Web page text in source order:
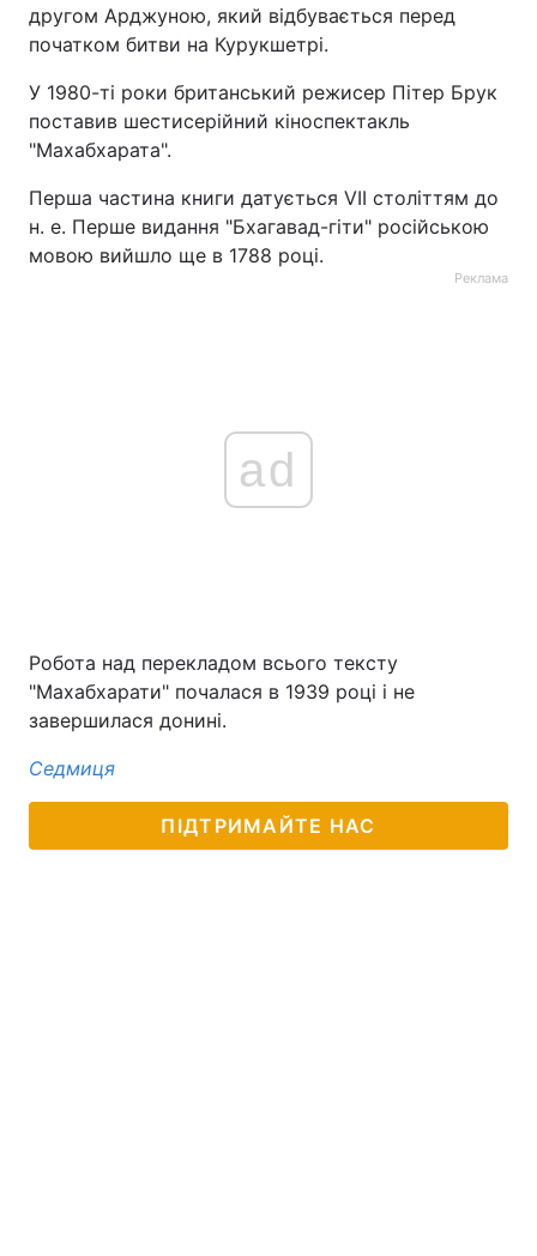
другом Арджуною, який відбувається перед
початком битви на Курукшетрі.
У 1980-ті роки британський режисер Пітер Брук
поставив шестисерійний кіноспектакль
"Махабхарата".
Перша частина книги датується VII століттям до
н. е. Перше видання "Бхагавад-гіти" російською
мовою вийшло ще в 1788 році.
Реклама
ad
Робота над перекладом всього тексту
"Махабхарати" почалася в 1939 році і не
завершилася донині.
Седмиця
ПІДТРИМАЙТЕ НАС